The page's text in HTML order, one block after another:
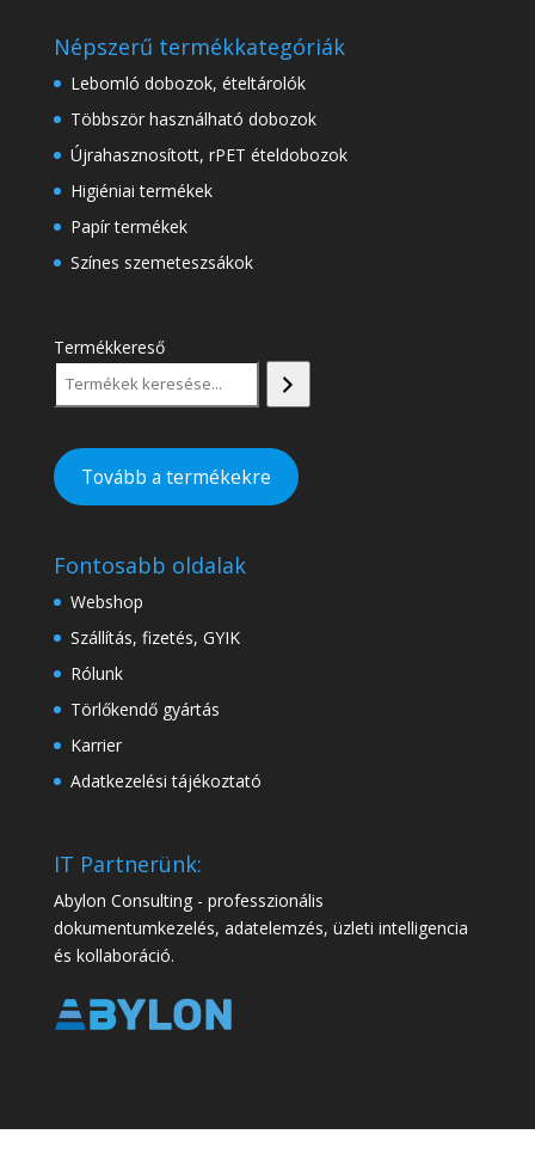
Népszerű termékkategóriák
Lebomló dobozok, ételtárolók
Többször használható dobozok
Újrahasznosított, rPET ételdobozok
Higiéniai termékek
Papír termékek
Színes szemeteszsákok
Termékkereső
Tovább a termékekre
Fontosabb oldalak
Webshop
Szállítás, fizetés, GYIK
Rólunk
Törlőkendő gyártás
Karrier
Adatkezelési tájékoztató
IT Partnerünk:
Abylon Consulting - professzionális
dokumentumkezelés, adatelemzés, üzleti intelligencia
és kollaboráció.